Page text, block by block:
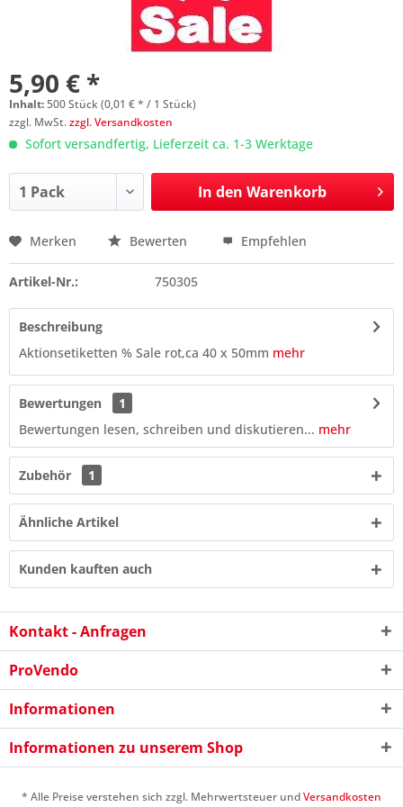
5,90 € *
Inhalt:500 Stück (0,01 € * / 1 Stück)
zzgl. MwSt.zzgl. Versandkosten
Sofort versandfertig, Lieferzeit ca. 1-3 Werktage
In den Warenkorb
Preis anfragen
2 + 4 = ?
Merken Bewerten Empfehlen
Artikel-Nr.: 750305
Beschreibung
Aktionsetiketten % Sale rot,ca 40 x 50mm mehr
Bewertungen
1
Bewertungen lesen, schreiben und diskutieren... mehr
Zubehör 1
Ähnliche Artikel
Kunden kauften auch
Kontakt - Anfragen
ProVendo
Informationen
Informationen zu unserem Shop
* Alle Preise verstehen sich zzgl. Mehrwertsteuer undVersandkosten